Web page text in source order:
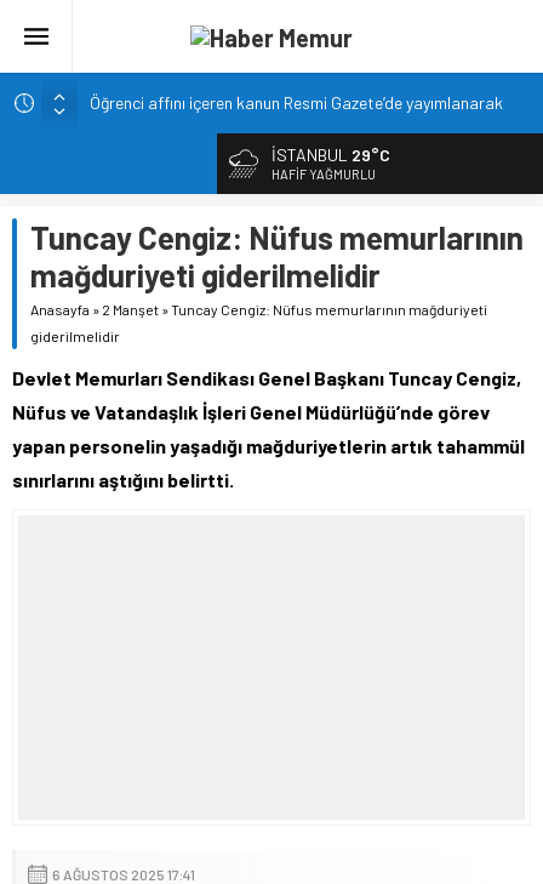
Öğrenci affını içeren kanun Resmi Gazete’de yayımlanarak
yürürlüğe girdi
Akdeniz Üniversitesi öğretim üyesi alacak
Cumhurbaşkanı Başdanışmanı Saral’dan müjde: Yeni
öğretmen atamaları yolda
PMYO, 2026-2027 Öğretim Döneminde 3.250 Öğrenci
Alacak
İSTANBUL 29°C
HAFIF YAĞMURLU
Tuncay Cengiz: Nüfus memurlarının
mağduriyeti giderilmelidir
Anasayfa » 2 Manşet »Tuncay Cengiz: Nüfus memurlarının mağduriyeti
giderilmelidir
Devlet Memurları Sendikası Genel Başkanı Tuncay Cengiz,
Nüfus ve Vatandaşlık İşleri Genel Müdürlüğü’nde görev
yapan personelin yaşadığı mağduriyetlerin artık tahammül
sınırlarını aştığını belirtti.
6 AĞUSTOS 2025 17:41